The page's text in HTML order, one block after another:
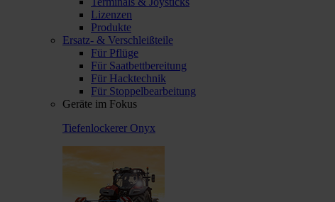
Lizenzen
Produkte
Ersatz- & Verschleißteile
Für Pflüge
Für Saatbettbereitung
Für Hacktechnik
Für Stoppelbearbeitung
Geräte im Fokus
Tiefenlockerer Onyx